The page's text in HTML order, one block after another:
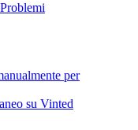
per
su Vinted